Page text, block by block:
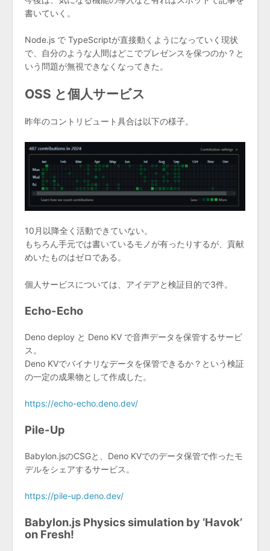
書いていく。
Node.js で TypeScriptが直接動くようになっていく現状
で、自分のような人間はどこでプレゼンスを保つのか？と
いう問題が無視できなくなってきた。
OSS と個人サービス
昨年のコントリビュート具合は以下の様子。
10月以降全く活動できていない。
もちろん手元では書いているモノが有ったりするが、貢献
めいたものはゼロである。
個人サービスについては、アイデアと検証目的で3件。
Echo-Echo
Deno deploy と Deno KV で音声データを保管するサービ
ス。
Deno KVでバイナリなデータを保管できるか？という検証
の一定の成果物として作成した。
https://echo-echo.deno.dev/
Pile-Up
Babylon.jsのCSGと、Deno KVでのデータ保管で作ったモ
デルをシェアするサービス。
https://pile-up.deno.dev/
Babylon.js Physics simulation by ‘Havok’
on Fresh!